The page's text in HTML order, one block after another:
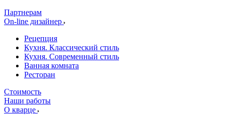
Партнерам
On-line дизайнер
Рецепция
Кухня. Классический стиль
Кухня. Современный стиль
Ванная комната
Ресторан
Стоимость
Наши работы
О кварце